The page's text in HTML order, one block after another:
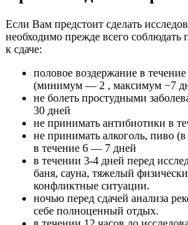
Если Вам предстоит сделать
необходимо прежде всего соблюдать
к сдаче:
половое воздержание в
(минимум — 2 , максимум −7
не болеть простудными
30 дней
не принимать антибиотики в
не принимать алкоголь, пиво
в течение 6 — 7 дней
в течении 3-4 дней перед
баня, сауна, тяжелый
конфликтные ситуации.
ночью перед сдачей анализа
себе полноценный отдых.